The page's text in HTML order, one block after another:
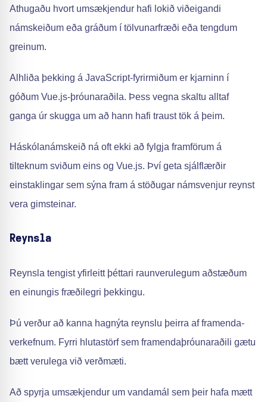
Athugaðu hvort umsækjendur hafi lokið viðeigandi
námskeiðum eða gráðum í tölvunarfræði eða tengdum
greinum.
Alhliða þekking á JavaScript-fyrirmiðum er kjarninn í
góðum Vue.js-þróunaraðila. Þess vegna skaltu alltaf
ganga úr skugga um að hann hafi traust tök á þeim.
Háskólanámskeið ná oft ekki að fylgja framförum á
tilteknum sviðum eins og Vue.js. Því geta sjálflærðir
einstaklingar sem sýna fram á stöðugar námsvenjur reynst
vera gimsteinar.
Reynsla
Reynsla tengist yfirleitt þéttari raunverulegum aðstæðum
en einungis fræðilegri þekkingu.
Þú verður að kanna hagnýta reynslu þeirra af framenda-
verkefnum. Fyrri hlutastörf sem framendaþróunaraðili gætu
bætt verulega við verðmæti.
Að spyrja umsækjendur um vandamál sem þeir hafa mætt